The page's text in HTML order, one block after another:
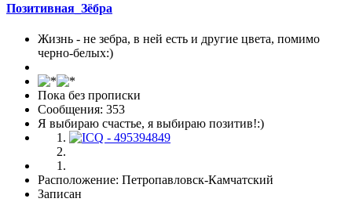
Позитивная_Зёбра
Жизнь - не зебра, в ней есть и другие цвета, помимо
черно-белых:)
Пока без прописки
Сообщения: 353
Я выбираю счастье, я выбираю позитив!:)
Расположение: Петропавловск-Камчатский
Записан